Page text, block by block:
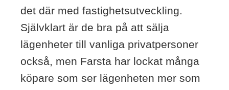
det där med fastighetsutveckling.
Självklart är de bra på att sälja
lägenheter till vanliga privatpersoner
också, men Farsta har lockat många
köpare som ser lägenheten mer som